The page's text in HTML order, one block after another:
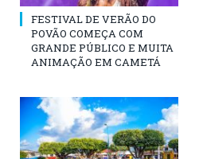
FESTIVAL DE VERÃO DO
POVÃO COMEÇA COM
GRANDE PÚBLICO E MUITA
ANIMAÇÃO EM CAMETÁ